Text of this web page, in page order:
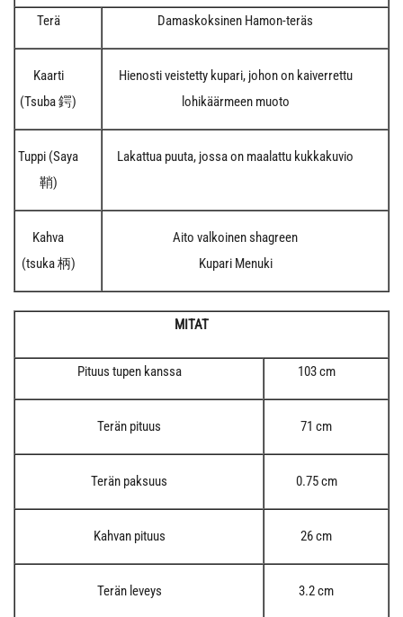
Terä Damaskoksinen Hamon-teräs
Kaarti
(Tsuba 鍔)
Hienosti veistetty kupari, johon on kaiverrettu
lohikäärmeen muoto
Tuppi (Saya
鞘)
Lakattua puuta, jossa on maalattu kukkakuvio
Kahva
(tsuka 柄)
Aito valkoinen shagreen
Kupari Menuki
MITAT
Pituus tupen kanssa 103 cm
Terän pituus 71 cm
Terän paksuus 0.75 cm
Kahvan pituus 26 cm
Terän leveys 3.2 cm